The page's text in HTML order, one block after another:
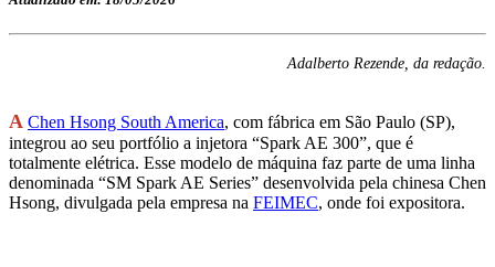
Adalberto Rezende, da redação.
A Chen Hsong South America, com fábrica em São Paulo (SP),
integrou ao seu portfólio a injetora “Spark AE 300”, que é
totalmente elétrica. Esse modelo de máquina faz parte de uma linha
denominada “SM Spark AE Series” desenvolvida pela chinesa Chen
Hsong, divulgada pela empresa na FEIMEC, onde foi expositora.